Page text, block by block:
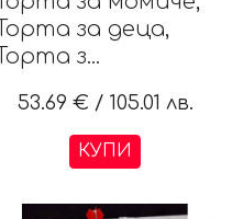
Торта за деца,
Торта з...
53.69 € / 105.01 лв.
КУПИ